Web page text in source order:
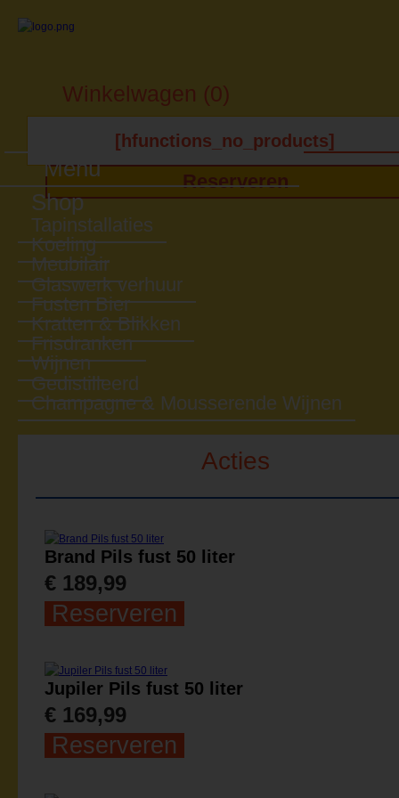
Winkelwagen (0)
[hfunctions_no_products]
Reserveren
Menu
Shop
Tapinstallaties
Koeling
Meubilair
Glaswerk verhuur
Fusten Bier
Kratten & Blikken
Frisdranken
Wijnen
Gedistilleerd
Champagne & Mousserende Wijnen
Acties
Brand Pils fust 50 liter
€ 189,99
Reserveren
Jupiler Pils fust 50 liter
€ 169,99
Reserveren